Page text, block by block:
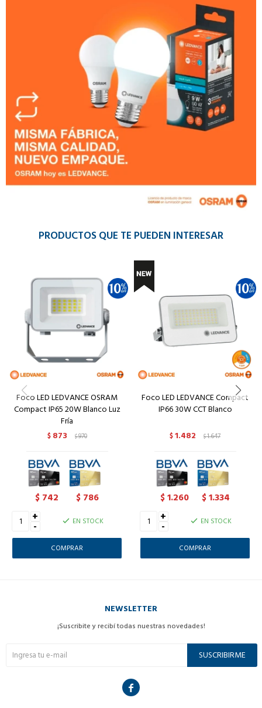
PRODUCTOS QUE TE PUEDEN INTERESAR
Foco LED LEDVANCE OSRAM
Compact IP65 20W Blanco Luz
Fría
$ 873 $970
$ 742 $ 786
+
- EN STOCK
Foco LED LEDVANCE Compact
IP66 30W CCT Blanco
$1.482 $1.647
$1.260 $1.334
+
- EN STOCK
NEWSLETTER
¡Suscribite y recibí todas nuestras novedades!
SUSCRIBIRME
